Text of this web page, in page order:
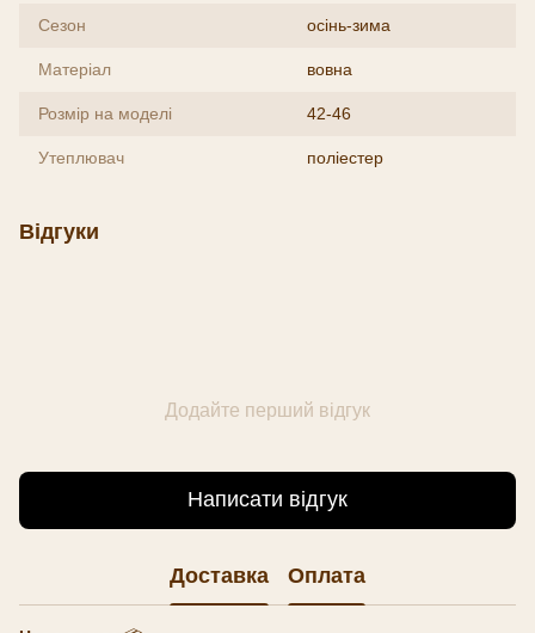
Сезон осінь-зима
Матеріал вовна
Розмір на моделі 42-46
Утеплювач поліестер
Відгуки
Додайте перший відгук
Написати відгук
Доставка Оплата